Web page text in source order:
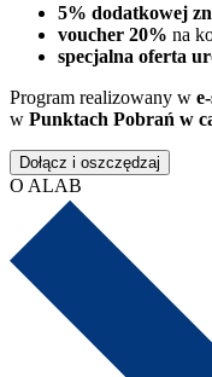
5% dodatkowej
voucher 20% na
specjalna oferta
Program realizowany w
w Punktach Pobrań w
Dołącz i oszczędzaj
O ALAB